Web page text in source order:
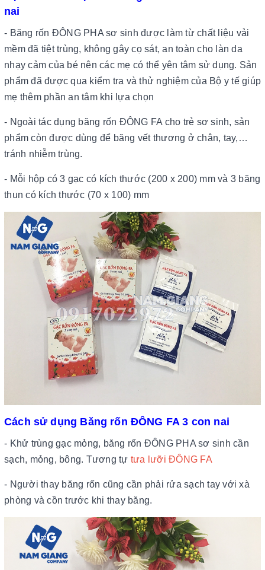
nai
- Băng rốn ĐÔNG PHA sơ sinh được làm từ chất liệu vải
mềm đã tiệt trùng, không gây cọ sát, an toàn cho làn da
nhạy cảm của bé nên các mẹ có thể yên tâm sử dụng. Sản
phẩm đã được qua kiểm tra và thử nghiệm của Bộ y tế giúp
mẹ thêm phần an tâm khi lựa chọn
- Ngoài tác dụng băng rốn ĐÔNG FA cho trẻ sơ sinh, sản
phẩm còn được dùng để băng vết thương ở chân, tay,…
tránh nhiễm trùng.
- Mỗi hộp có 3 gạc có kích thước (200 x 200) mm và 3 băng
thun có kích thước (70 x 100) mm
Cách sử dụng Băng rốn ĐÔNG FA 3 con nai
- Khử trùng gạc mỏng, băng rốn ĐÔNG PHA sơ sinh cần
sạch, mỏng, bông. Tương tự tưa lưỡi ĐÔNG FA
- Người thay băng rốn cũng cần phải rửa sạch tay với xà
phòng và cồn trước khi thay băng.